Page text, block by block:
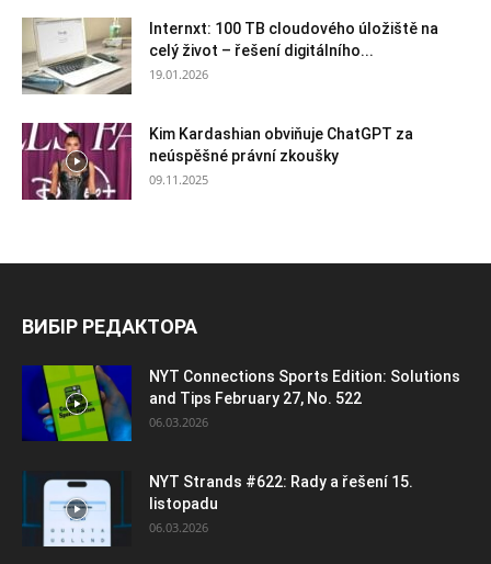
Internxt: 100 TB cloudového úložiště na
celý život – řešení digitálního...
19.01.2026
Kim Kardashian obviňuje ChatGPT za
neúspěšné právní zkoušky
09.11.2025
ВИБІР РЕДАКТОРА
NYT Connections Sports Edition: Solutions
and Tips February 27, No. 522
06.03.2026
NYT Strands #622: Rady a řešení 15.
listopadu
06.03.2026